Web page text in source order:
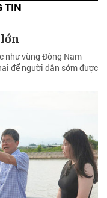
TIN
như vùng Đông Nam
để người dân sớm được